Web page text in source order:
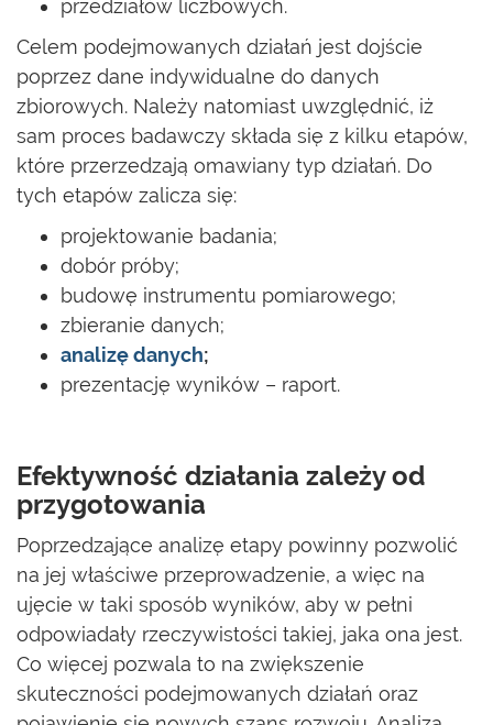
przedziałów liczbowych.
Celem podejmowanych działań jest dojście
poprzez dane indywidualne do danych
zbiorowych. Należy natomiast uwzględnić, iż
sam proces badawczy składa się z kilku etapów,
które przerzedzają omawiany typ działań. Do
tych etapów zalicza się:
projektowanie badania;
dobór próby;
budowę instrumentu pomiarowego;
zbieranie danych;
analizę danych;
prezentację wyników – raport.
Efektywność działania zależy od
przygotowania
Poprzedzające analizę etapy powinny pozwolić
na jej właściwe przeprowadzenie, a więc na
ujęcie w taki sposób wyników, aby w pełni
odpowiadały rzeczywistości takiej, jaka ona jest.
Co więcej pozwala to na zwiększenie
skuteczności podejmowanych działań oraz